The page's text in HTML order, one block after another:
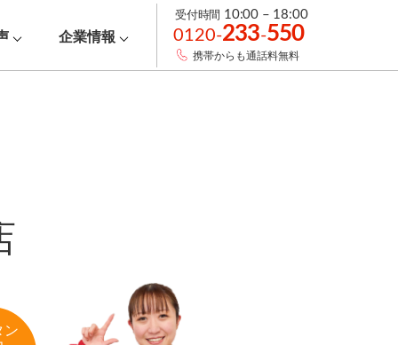
企業情報
受付時間 10:00 – 18:00
0120-233-550
携帯からも通話料無料
ン